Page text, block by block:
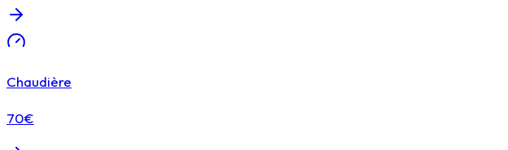
Chaudière
70€